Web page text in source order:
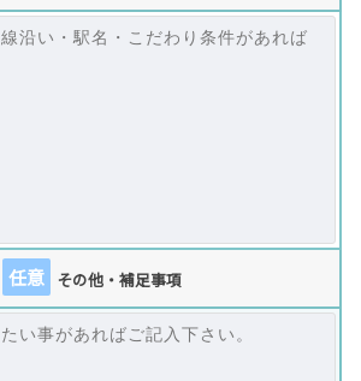
任意 その他・補足事項